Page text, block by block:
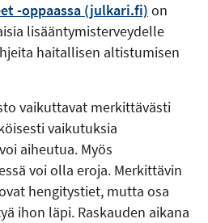
-oppaassa (julkari.fi) on
lisääntymisterveydelle
haitallisen altistumisen
vaikuttavat merkittävästi
vaikutuksia
aiheutua. Myös
voi olla eroja. Merkittävin
hengitystiet, mutta osa
ihon läpi. Raskauden aikana